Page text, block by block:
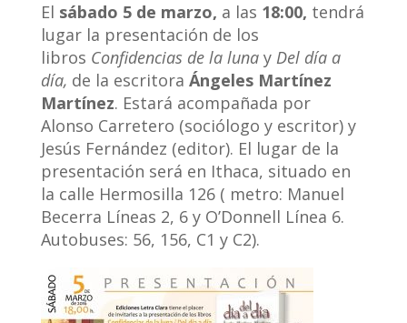
El sábado 5 de marzo, a las 18:00, tendrá
lugar la presentación de los
libros Confidencias de la lunay Del día a
día, de la escritora Ángeles Martínez
Martínez. Estará acompañada por
Alonso Carretero (sociólogo y escritor) y
Jesús Fernández (editor). El lugar de la
presentación será en Ithaca, situado en
la calle Hermosilla 126 ( metro: Manuel
Becerra Líneas 2, 6 y O’Donnell Línea 6.
Autobuses: 56, 156, C1 y C2).